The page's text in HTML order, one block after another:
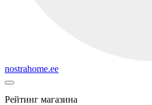
nostrahome.ee
Рейтинг магазина